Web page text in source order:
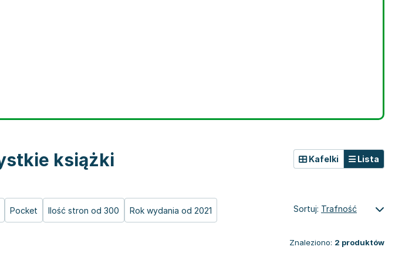
książki
Pocket Ilość stron od 300 Rok wydania od 2021
Kafelki Lista
Sortuj: Trafność
Znaleziono: 2 produktów